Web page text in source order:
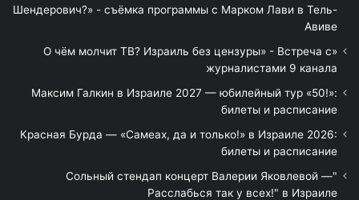
Шендерович?» - съёмка программы с Марком Лави в Тель-
Авиве
«О чём молчит ТВ? Израиль без цензуры» - Встреча с
журналистами 9 канала
Максим Галкин в Израиле 2027 — юбилейный тур «50!»:
билеты и расписание
Красная Бурда — «Самеах, да и только!» в Израиле 2026:
билеты и расписание
"Сольный стендап концерт Валерии Яковлевой —
Расслабься так у всех!" в Израиле